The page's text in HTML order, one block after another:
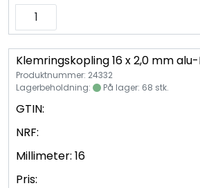
Klemringskopling 16 x 2,0 mm
Produktnummer: 24332
Lagerbeholdning:
På lager: 68 stk.
GTIN:
NRF:
Millimeter: 16
Pris:
Kontakt oss